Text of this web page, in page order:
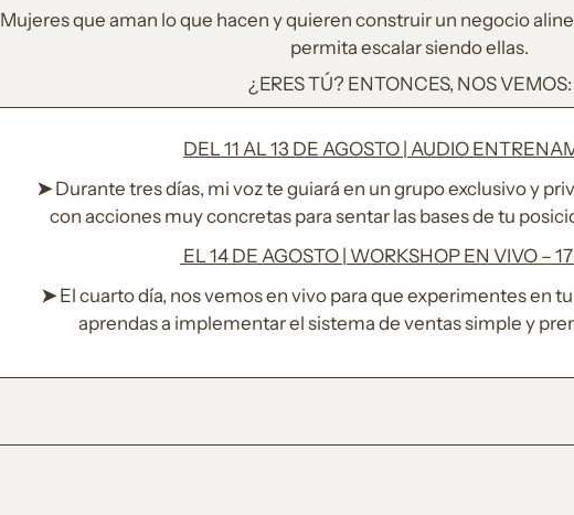
Mujeres que aman lo que hacen y quieren construir un negocio
permita escalar siendo ellas.
¿ERES TÚ? ENTONCES, NOS VEMOS:
DEL 11 AL 13 DE AGOSTO | AUDIO
➤Durante tres días, mi voz te guiará en un grupo exclusivo y
con acciones muy concretas para sentar las bases de tu
EL 14 DE AGOSTO | WORKSHOP EN VIVO –
➤El cuarto día, nos vemos en vivo para que experimentes en
aprendas a implementar el sistema de ventas simple y